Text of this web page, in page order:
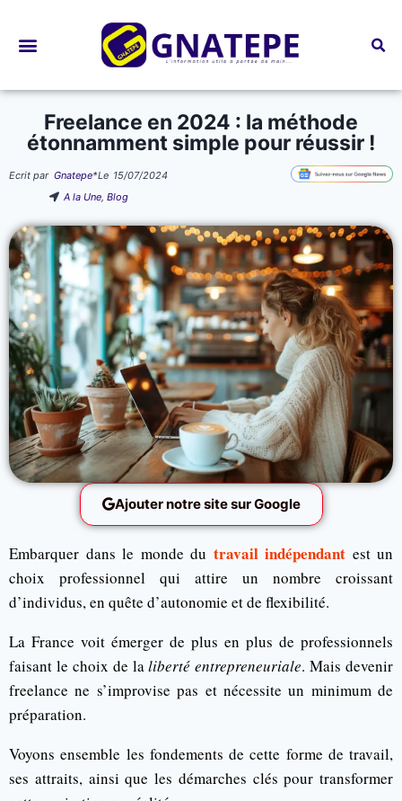
Freelance en 2024 : la méthode
étonnamment simple pour réussir !
Ecrit par Gnatepe*Le 15/07/2024
A la Une,Blog
Ajouter notre site sur Google
Embarquer dans le monde du travail indépendant est un
choix professionnel qui attire un nombre croissant
d’individus, en quête d’autonomie et de flexibilité.
La France voit émerger de plus en plus de professionnels
faisant le choix de laliberté entrepreneuriale. Mais devenir
freelance ne s’improvise pas et nécessite un minimum de
préparation.
Voyons ensemble les fondements de cette forme de travail,
ses attraits, ainsi que les démarches clés pour transformer